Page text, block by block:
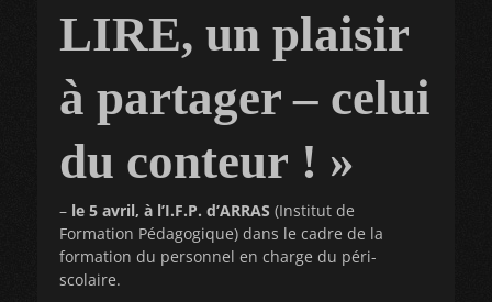
LIRE, un plaisir
à partager – celui
du conteur ! »
– le 5 avril, à l’I.F.P. d’ARRAS (Institut de
Formation Pédagogique) dans le cadre de la
formation du personnel en charge du péri-
scolaire.